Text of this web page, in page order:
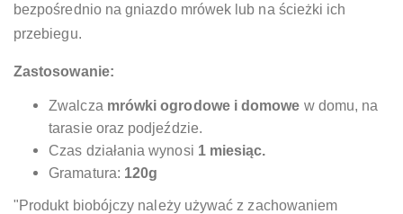
bezpośrednio na gniazdo mrówek lub na ścieżki ich
przebiegu.
Zastosowanie:
Zwalcza mrówki ogrodowe i domowe w domu, na
tarasie oraz podjeździe.
Czas działania wynosi 1 miesiąc.
Gramatura: 120g
"Produkt biobójczy należy używać z zachowaniem